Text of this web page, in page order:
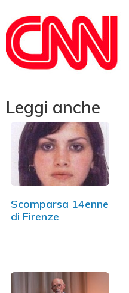
Leggi anche
Scomparsa 14enne
di Firenze